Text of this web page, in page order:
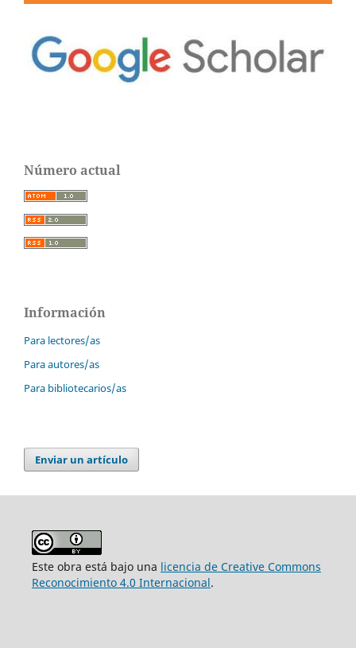
Número actual
Información
Para lectores/as
Para autores/as
Para bibliotecarios/as
Enviar un artículo
Este obra está bajo una licencia de Creative Commons
Reconocimiento 4.0 Internacional.